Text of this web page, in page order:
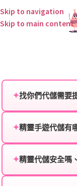
Skip to navigation
Skip to main content
✦找你們代儲需要
服：
✦精靈手遊代儲有
贈送、大額儲
✦精靈代儲安全嗎